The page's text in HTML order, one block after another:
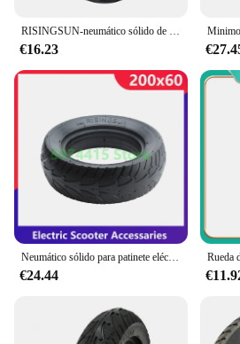
RISINGSUN-neumático sólido de repuesto para patinete eléctrico, rueda de 8 pulgadas, 200x50, para Ninebot ES1 ES2 ES4, 200x50
€16.23
Neumático sólido para patinete eléctrico, pieza de 200x60 para Dualtron Raptor 2, accesorios de 200x60
€24.44